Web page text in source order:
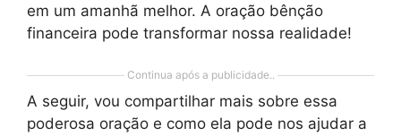
em um amanhã melhor. A oração bênção
financeira pode transformar nossa realidade!
Continua após a publicidade..
A seguir, vou compartilhar mais sobre essa
poderosa oração e como ela pode nos ajudar a